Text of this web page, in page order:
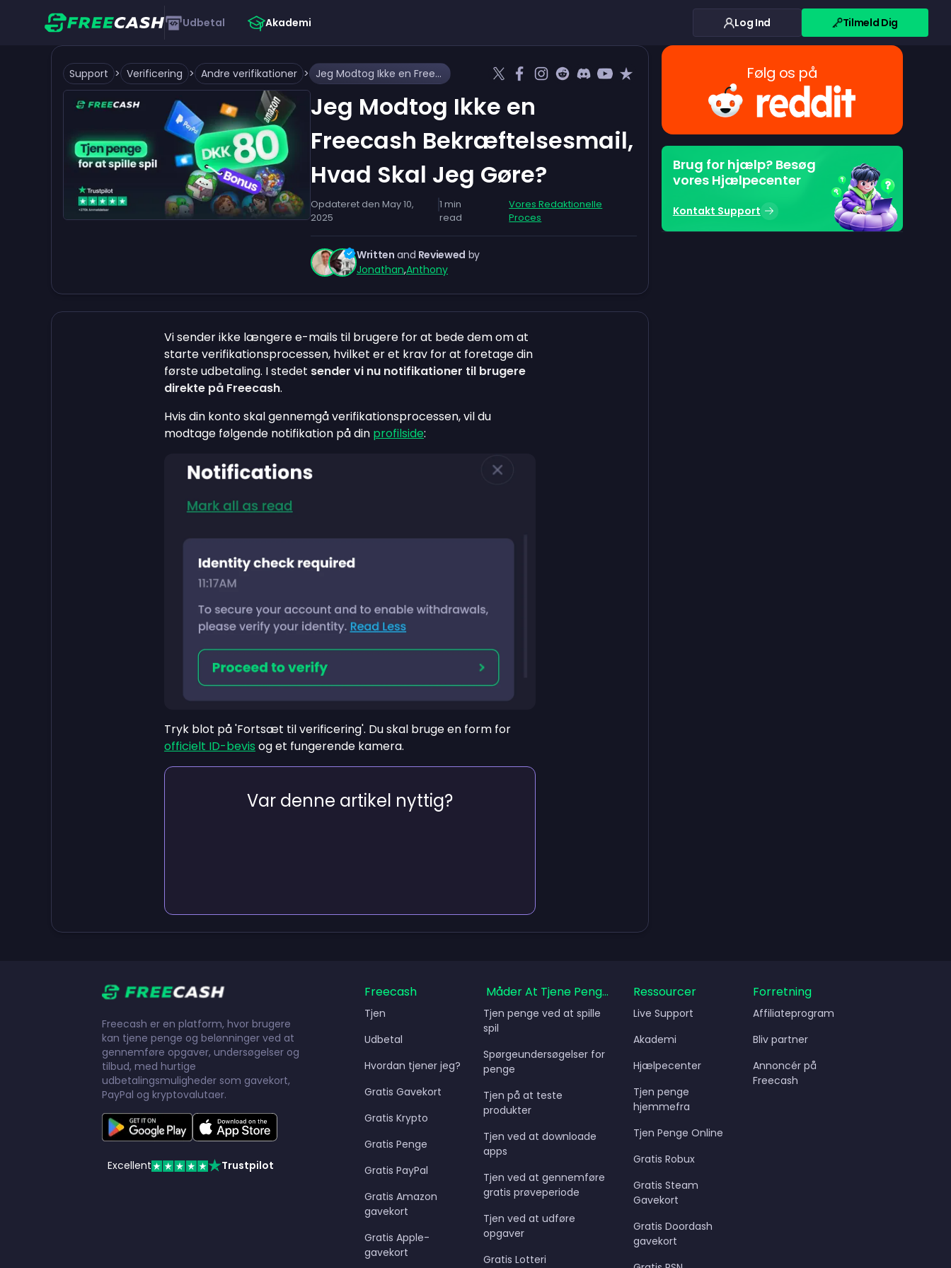
Udbetal Akademi Log Ind Tilmeld Dig
Support > Verificering > Andre verifikationer > Jeg Modtog Ikke en Freecash Bekræftelsesmail, Hvad Skal Jeg Gøre?
Jeg Modtog Ikke en
Freecash Bekræftelsesmail,
Hvad Skal Jeg Gøre?
Opdateret den May 10,
2025
1 min
read
Vores Redaktionelle
Proces
Written and Reviewed by
Jonathan,Anthony
Vi sender ikke længere e-mails til brugere for at bede dem om at
starte verifikationsprocessen, hvilket er et krav for at foretage din
første udbetaling. I stedet sender vi nu notifikationer til brugere
direkte på Freecash.
Hvis din konto skal gennemgå verifikationsprocessen, vil du
modtage følgende notifikation på din profilside:
Tryk blot på 'Fortsæt til verificering'. Du skal bruge en form for
officielt ID-bevis og et fungerende kamera.
Var denne artikel nyttig?
Følg os på
Brug for hjælp? Besøg
vores Hjælpecenter
Kontakt Support
Freecash er en platform, hvor brugere
kan tjene penge og belønninger ved at
gennemføre opgaver, undersøgelser og
tilbud, med hurtige
udbetalingsmuligheder som gavekort,
PayPal og kryptovalutaer.
Excellent Trustpilot
Freecash
Tjen
Udbetal
Hvordan tjener jeg?
Gratis Gavekort
Gratis Krypto
Gratis Penge
Gratis PayPal
Gratis Amazon
gavekort
Gratis Apple-
gavekort
Måder At Tjene Penge På
Tjen penge ved at spille
spil
Spørgeundersøgelser for
penge
Tjen på at teste
produkter
Tjen ved at downloade
apps
Tjen ved at gennemføre
gratis prøveperiode
Tjen ved at udføre
opgaver
Gratis Lotteri
Ressourcer
Live Support
Akademi
Hjælpecenter
Tjen penge
hjemmefra
Tjen Penge Online
Gratis Robux
Gratis Steam
Gavekort
Gratis Doordash
gavekort
Forretning
Affiliateprogram
Bliv partner
Annoncér på
Freecash